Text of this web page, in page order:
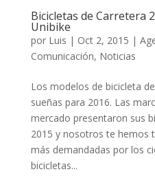
Bicicletas de Carretera
Unibike
por Luis | Oct 2, 2015 |
Comunicación, Noticias
Los modelos de bicicleta
sueñas para 2016. Las
mercado presentaron sus
2015 y nosotros te hemos
más demandadas por los
bicicletas...